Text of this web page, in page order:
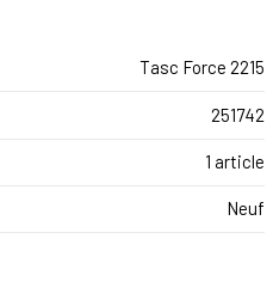
Tasc Force 2215
251742
1 article
Neuf